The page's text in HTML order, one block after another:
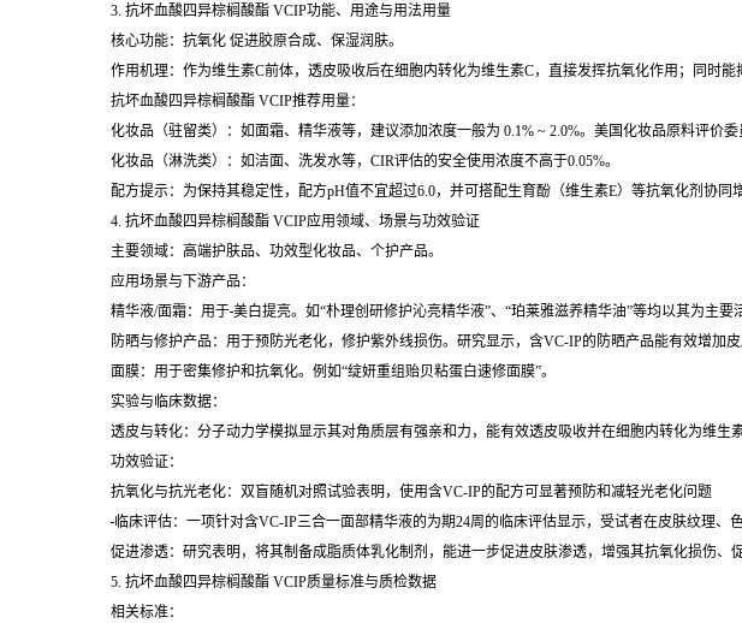
3. 抗坏血酸四异棕榈酸酯 VCIP功能、用途与用法用量
核心功能：抗氧化 促进胶原合成、保湿润肤。
作用机理：作为维生素C前体，透皮吸收后在细胞内转化为维生素C，直接发挥抗氧化作用；同时能
抗坏血酸四异棕榈酸酯 VCIP推荐用量：
化妆品（驻留类）：如面霜、精华液等，建议添加浓度一般为 0.1% ~ 2.0%。美国化妆品原料评价
化妆品（淋洗类）：如洁面、洗发水等，CIR评估的安全使用浓度不高于0.05%。
配方提示：为保持其稳定性，配方pH值不宜超过6.0，并可搭配生育酚（维生素E）等抗氧化剂协同增
4. 抗坏血酸四异棕榈酸酯 VCIP应用领域、场景与功效验证
主要领域：高端护肤品、功效型化妆品、个护产品。
应用场景与下游产品：
精华液/面霜：用于 美白提亮。如“朴理创研修护沁亮精华液”、“珀莱雅滋养精华油”等均以其为主要
防晒与修护产品：用于预防光老化，修护紫外线损伤。研究显示，含VC-IP的防晒产品能有效增加
面膜：用于密集修护和抗氧化。例如“绽妍重组贻贝粘蛋白速修面膜”。
实验与临床数据：
透皮与转化：分子动力学模拟显示其对角质层有强亲和力，能有效透皮吸收并在细胞内转化为维生
功效验证：
抗氧化与抗光老化：双盲随机对照试验表明，使用含VC-IP的配方可显著预防和减轻光老化问题
临床评估：一项针对含VC-IP三合一面部精华液的为期24周的临床评估显示，受试者在皮肤纹理、
促进渗透：研究表明，将其制备成脂质体乳化制剂，能进一步促进皮肤渗透，增强其抗氧化损伤、
5. 抗坏血酸四异棕榈酸酯 VCIP质量标准与质检数据
相关标准：